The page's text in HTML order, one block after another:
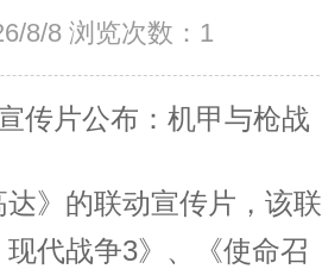
8/8 浏览次数： 1
传片公布：机甲与枪战
》的联动宣传片，该联
代战争3》、《使命召